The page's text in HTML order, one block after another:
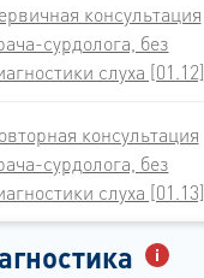
консультация
сурдолога, без
слуха [01.12]
консультация
сурдолога, без
слуха [01.13]